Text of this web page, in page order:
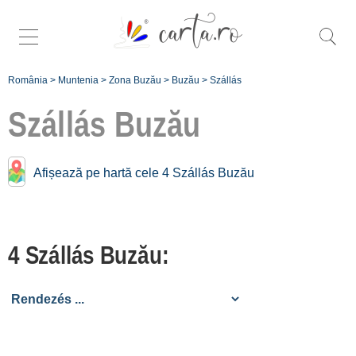
România > Muntenia > Zona Buzău > Buzău > Szállás
Szállás Buzău
Afișează pe hartă cele 4 Szállás Buzău
4 Szállás Buzău:
Szállás közelében
Cislău
Valea Lupului